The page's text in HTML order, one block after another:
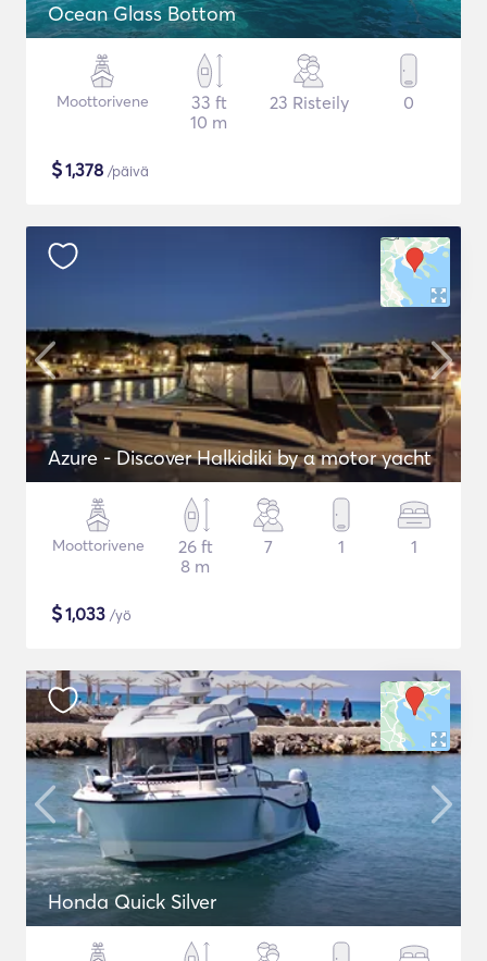
Ocean Glass Bottom
Moottorivene
33 ft
10 m
23 Risteily 0
$1,378 /päivä
Azure - Discover Halkidiki by α motor yacht
Moottorivene
26 ft
8 m
7 1 1
$1,033 /yö
Honda Quick Silver